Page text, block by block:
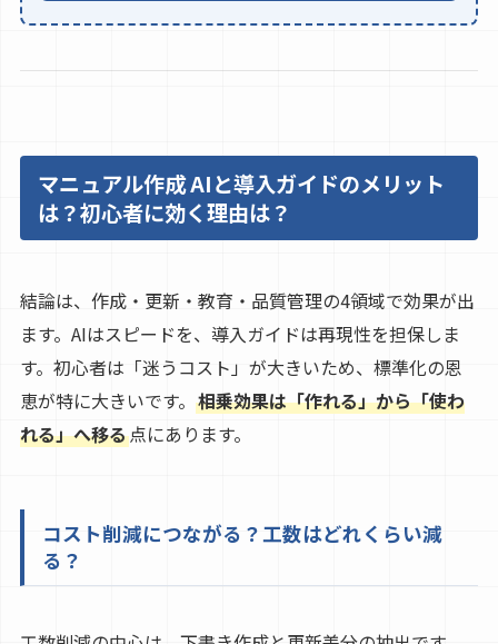
マニュアル作成 AIと導入ガイドのメリット
は？初心者に効く理由は？
結論は、作成・更新・教育・品質管理の4領域で効果が出
ます。AIはスピードを、導入ガイドは再現性を担保しま
す。初心者は「迷うコスト」が大きいため、標準化の恩
恵が特に大きいです。 相乗効果は「作れる」から「使わ
れる」へ移る点にあります。
コスト削減につながる？工数はどれくらい減
る？